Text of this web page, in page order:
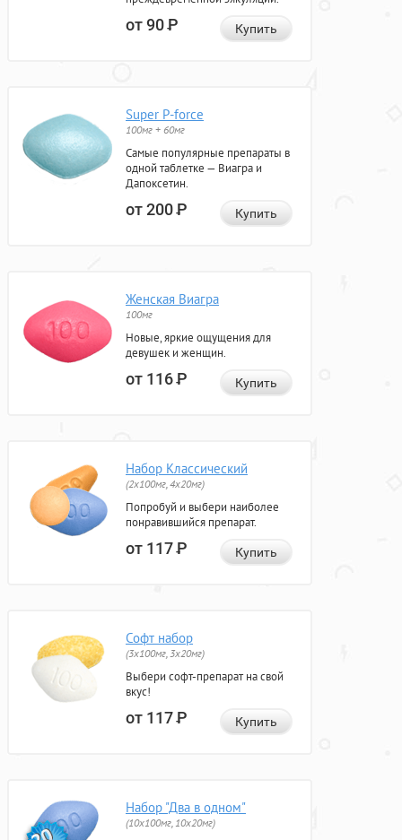
от 90Р Купить
Super P-force
100мг + 60мг
Самые популярные препараты в
одной таблетке — Виагра и
Дапоксетин.
от 200Р Купить
Женская Виагра
100мг
Новые, яркие ощущения для
девушек и женщин.
от 116Р Купить
Набор Классический
(2x100мг, 4x20мг)
Попробуй и выбери наиболее
понравившийся препарат.
от 117Р Купить
Софт набор
(3x100мг, 3x20мг)
Выбери софт-препарат на свой
вкус!
от 117Р Купить
Набор "Два в одном"
(10x100мг, 10x20мг)